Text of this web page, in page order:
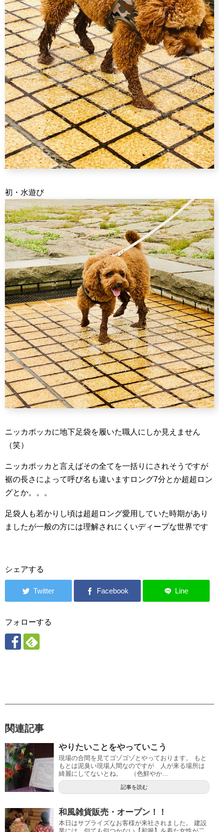
初・水遊び
ニッカポッカに地下足袋を履いた職人にしか見えません
（笑）
ニッカポッカと言えばその全てを一括りにされそうですが
裾の長さによって呼び名も違いますロング7分とか超超ロン
グとか。。。
足袋人も若かりし頃は超超ロング愛用していた時期があり
ましたが一般の方には理解されにくいディープな世界です
シェアする
フォローする
関連記事
やりたいことをやっていこう
現場の合間を見てゴゾゴゾとやっております。 もと
もとは泥臭い現場人間なのですが 人が来る場所は
綺麗にしてないとね。 （色鮮やか...
記事を読む
和風雑貨販売・オープン！！
本日はサプライズなお客様が来社されました。 建設